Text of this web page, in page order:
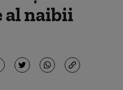
al naibii